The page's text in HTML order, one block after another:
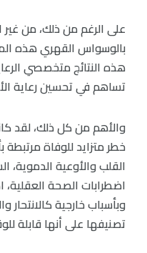
على الرغم من ذلك، من
بالوسواس القهري هذه
هذه النتائج متخصصي
تساهم في تحسين رعاية
والأهم من كل ذلك، لقد
خطر متزايد للوفاة
القلب والأوعية الدموية،
اضطرابات الصحة العقلية،
وبأسباب خارجية
تصنيفها على أنها قابلة